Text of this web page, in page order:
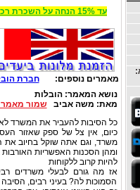
עד 15% הנחה על השכרת רכב בחו"ל, מהחברות הגדולות בעולם, לחצו ל Rentingcar
מאמרים נוספים: חברת
נושא המאמר:הובלות
מאת: משה אביבשמור מאמר
כל הסיבות להעביר את המשרד
כיום, אין צל של ספק שאזור
משרד, וגם אתה שוקל בחיוב את
ומהן הסכנות האפשריות
להיות קרוב ללקוחות
אז מה גורם לבעלי משרדים
הסמוכות לה? בעיני רבים,